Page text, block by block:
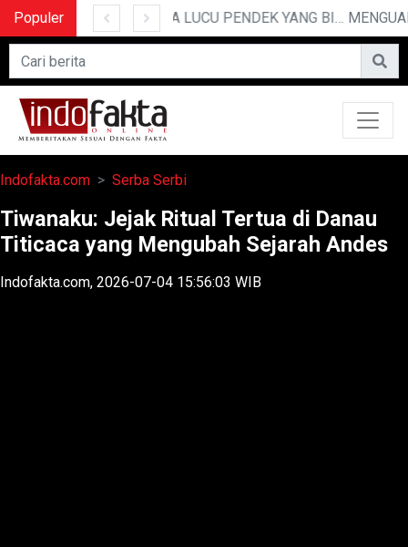
Populer 10 CERITA LUCU PENDEK YANG BIKIN NGAKAK
Indofakta.com Serba Serbi
Tiwanaku: Jejak Ritual Tertua di Danau
Titicaca yang Mengubah Sejarah Andes
Indofakta.com, 2026-07-04 15:56:03 WIB